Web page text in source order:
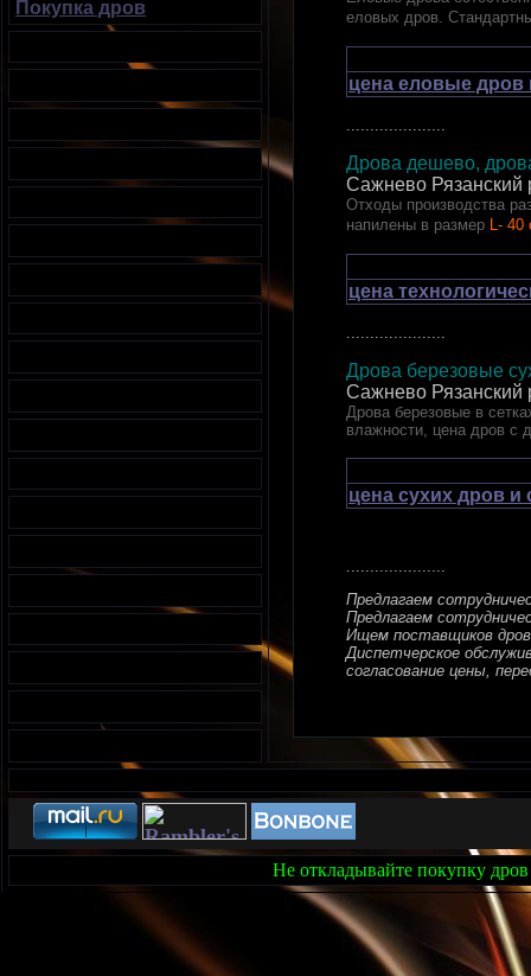
еловых дров.
цена еловые дров
.....................
Дрова дешево,
Сажнево Рязанский
Отходы производства
напилены в размер L- 40
цена
.....................
Дрова березовые
Сажнево Рязанский
Дрова березовые в
влажности, цена дров с
цена сухих дров и
.....................
Предлагаем
Предлагаем
Ищем поставщиков
Диспетчерское
согласование цены,
Покупка дров
Не откладывайте покупку